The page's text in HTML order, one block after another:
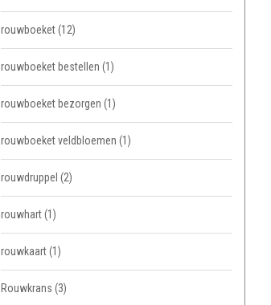
rouwboeket(12)
rouwboeket bestellen (1)
rouwboeket bezorgen (1)
rouwboeket veldbloemen (1)
rouwdruppel (2)
rouwhart(1)
rouwkaart(1)
Rouwkrans (3)